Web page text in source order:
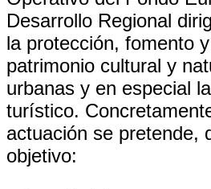
Desarrollo Regional
la protección, fomento
patrimonio cultural y
urbanas y en especial
turístico.
actuación se pretende,
objetivo: